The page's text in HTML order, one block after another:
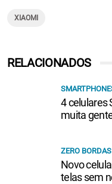
XIAOMI
RELACIONADOS
4 celulares
muita
ZERO BORDAS
Novo
telas sem